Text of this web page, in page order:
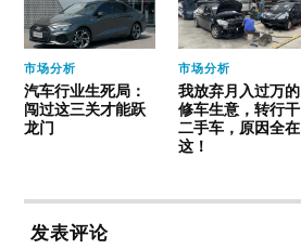
市场分析
汽车行业生死局：
闯过这三关才能跃
龙门
市场分析
我放弃月入过万的
修车生意，转行干
二手车，原因全在
这！
发表评论